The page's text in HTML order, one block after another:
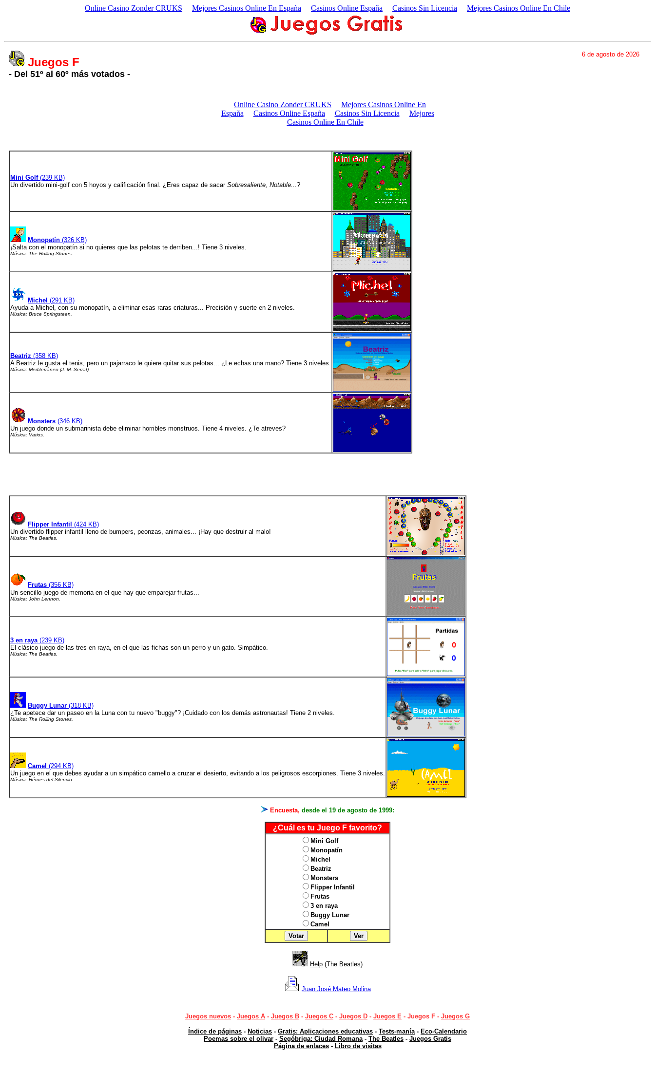
Online Casino Zonder CRUKS Mejores Casinos Online En España Casinos Online España Casinos Sin Licencia Mejores Casinos Online En Chile
Juegos F
6 de agosto de 2026
- Del 51º al 60º más votados -
Mini Golf (239 KB)
Un divertido mini-golf con 5 hoyos y calificación final. ¿Eres capaz de sacar Sobresaliente, Notable...?
Monopatín (326 KB)
¡Salta con el monopatín si no quieres que las pelotas te derriben...! Tiene 3 niveles.
Música: The Rolling Stones.
Michel (291 KB)
Ayuda a Michel, con su monopatín, a eliminar esas raras criaturas... Precisión y suerte en 2 niveles.
Música: Bruce Springsteen.
Beatriz (358 KB)
A Beatriz le gusta el tenis, pero un pajarraco le quiere quitar sus pelotas... ¿Le echas una mano? Tiene 3 niveles.
Música: Mediterráneo (J. M. Serrat)
Monsters (346 KB)
Un juego donde un submarinista debe eliminar horribles monstruos. Tiene 4 niveles. ¿Te atreves?
Música: Varios.
Flipper Infantil (424 KB)
Un divertido flipper infantil lleno de bumpers, peonzas, animales... ¡Hay que destruir al malo!
Música: The Beatles.
Frutas (356 KB)
Un sencillo juego de memoria en el que hay que emparejar frutas...
Música: John Lennon.
3 en raya(239 KB)
El clásico juego de las tres en raya, en el que las fichas son un perro y un gato. Simpático.
Música: The Beatles.
Buggy Lunar (318 KB)
¿Te apetece dar un paseo en la Luna con tu nuevo "buggy"? ¡Cuidado con los demás astronautas! Tiene 2 niveles.
Música: The Rolling Stones.
Camel (294 KB)
Un juego en el que debes ayudar a un simpático camello a cruzar el desierto, evitando a los peligrosos escorpiones. Tiene 3 niveles.
Música: Héroes del Silencio.
Encuesta, desde el 19 de agosto de 1999:
¿Cuál es tu Juego F favorito?
Mini Golf
Monopatín
Michel
Beatriz
Monsters
Flipper Infantil
Frutas
3 en raya
Buggy Lunar
Camel
Help (The Beatles)
Juan José Mateo Molina
Juegos nuevos - Juegos A - Juegos B - Juegos C - Juegos D - Juegos E - Juegos F - Juegos G
Índice de páginas - Noticias - Gratis: Aplicaciones educativas - Tests-manía- Eco-Calendario
Poemas sobre el olivar - Segóbriga: Ciudad Romana- The Beatles - Juegos Gratis
Página de enlaces- Libro de visitas